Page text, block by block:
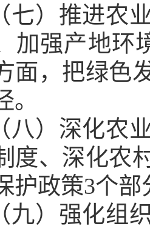
（七）推进农
加强产地环
面，把绿色
。
（八）深化农
度、深化农
护政策3个部
（九）强化组